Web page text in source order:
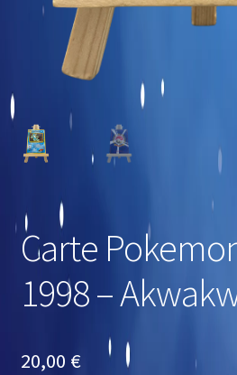
Carte
1998 –
20,00 €